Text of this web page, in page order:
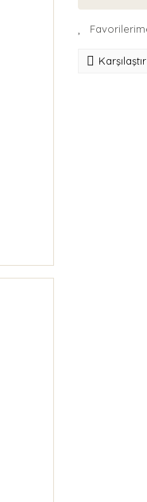
Karşılaştır